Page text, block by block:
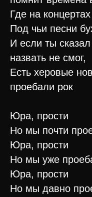
Где на
Под чьи песни
И если ты
назвать не смог,
Есть херовые
проебали рок
Юра, прости
Но мы почти
Юра, прости
Но мы уже
Юра, прости
Но мы давно